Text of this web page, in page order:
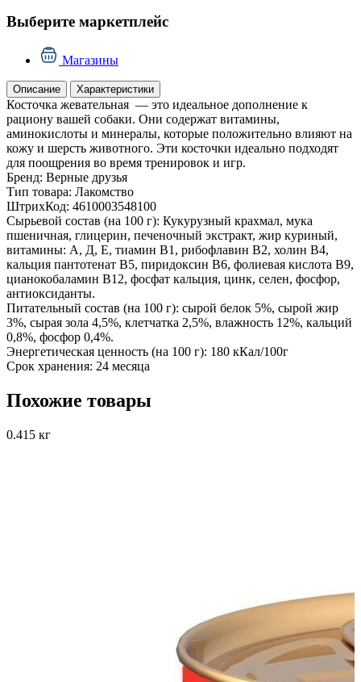
Выберите маркетплейс
Магазины
Описание Характеристики
Косточка жевательная — это идеальное дополнение к
рациону вашей собаки. Они содержат витамины,
аминокислоты и минералы, которые положительно влияют на
кожу и шерсть животного. Эти косточки идеально подходят
для поощрения во время тренировок и игр.
Бренд: Верные друзья
Тип товара: Лакомство
ШтрихКод: 4610003548100
Сырьевой состав (на 100 г): Кукурузный крахмал, мука
пшеничная, глицерин, печеночный экстракт, жир куриный,
витамины: А, Д, Е, тиамин В1, рибофлавин В2, холин В4,
кальция пантотенат В5, пиридоксин В6, фолиевая кислота В9,
цианокобаламин В12, фосфат кальция, цинк, селен, фосфор,
антиоксиданты.
Питательный состав (на 100 г): сырой белок 5%, сырой жир
3%, сырая зола 4,5%, клетчатка 2,5%, влажность 12%, кальций
0,8%, фосфор 0,4%.
Энергетическая ценность (на 100 г): 180 кКал/100г
Срок хранения: 24 месяца
Похожие товары
0.415 кг